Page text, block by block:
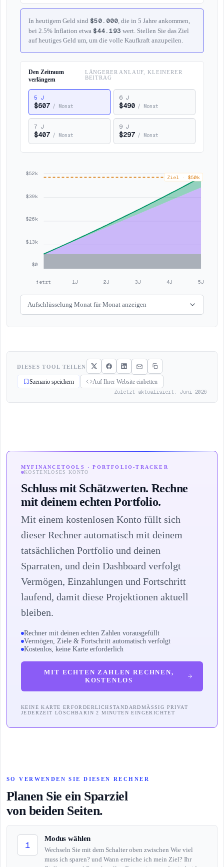
In heutigem Geld sind $50.000, die in 5 Jahre ankommen,
bei 2.5% Inflation etwa $44.193 wert. Stellen Sie das Ziel
auf heutiges Geld um, um die volle Kaufkraft anzupeilen.
Den Zeitraum
verlängern
LÄNGERER ANLAUF, KLEINERER
BEITRAG
5 J
$607/ Monat
6 J
$490/ Monat
7 J
$407/ Monat
9 J
$297/ Monat
$52k
$39k
$26k
$13k
$0
Ziel · $50k
jetzt 1J 2J 3J 4J 5J
Aufschlüsselung Monat für Monat anzeigen
DIESES TOOL TEILEN
Szenario speichern Auf Ihrer Website einbetten
Zuletzt aktualisiert: Juni 2026
MYFINANCETOOLS · PORTFOLIO-TRACKER
KOSTENLOSES KONTO
Schluss mit Schätzwerten. Rechne
mit deinem echten Portfolio.
Mit einem kostenlosen Konto füllt sich
dieser Rechner automatisch mit deinem
tatsächlichen Portfolio und deinen
Sparraten, und dein Dashboard verfolgt
Vermögen, Einzahlungen und Fortschritt
laufend, damit diese Projektionen aktuell
bleiben.
Rechner mit deinen echten Zahlen vorausgefüllt
Vermögen, Ziele & Fortschritt automatisch verfolgt
Kostenlos, keine Karte erforderlich
MIT ECHTEN ZAHLEN RECHNEN,
KOSTENLOS
KEINE KARTE ERFORDERLICHSTANDARDMÄSSIG PRIVAT
JEDERZEIT LÖSCHBARIN 2 MINUTEN EINGERICHTET
SO VERWENDEN SIE DIESEN RECHNER
Planen Sie ein Sparziel
von beiden Seiten.
1
Modus wählen
Wechseln Sie mit dem Schalter oben zwischen Wie viel
muss ich sparen? und Wann erreiche ich mein Ziel? Ihr